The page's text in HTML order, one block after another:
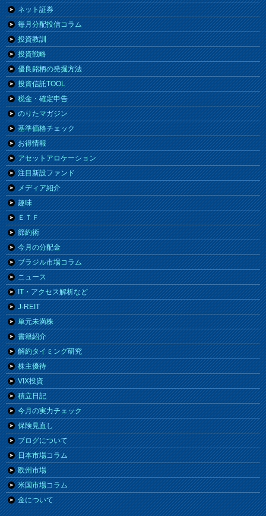
ネット証券
毎月分配投信コラム
投資教訓
投資戦略
優良銘柄の発掘方法
投資信託TOOL
税金・確定申告
のりたマガジン
基準価格チェック
お得情報
アセットアロケーション
注目新設ファンド
メディア紹介
趣味
ＥＴＦ
節約術
今月の分配金
ブラジル市場コラム
ニュース
IT・アクセス解析など
J-REIT
単元未満株
書籍紹介
解約タイミング研究
株主優待
VIX投資
積立日記
今月の実力チェック
保険見直し
ブログについて
日本市場コラム
欧州市場
米国市場コラム
金について